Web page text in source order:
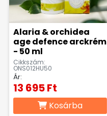
Alaria & orchidea
age defence arckrém
- 50 ml
Cikkszám:
ONS012HU50
Ár:
13 695 Ft
Kosárba